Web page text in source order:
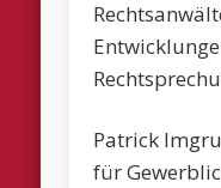
Patrick
für